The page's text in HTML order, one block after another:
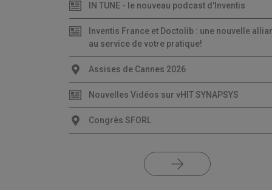
IN TUNE - le nouveau podcast d'Inventis
Inventis France et Doctolib : une nouvelle
au service de votre pratique!
Assises de Cannes 2026
Nouvelles Vidéos sur vHIT SYNAPSYS
Congrès SFORL